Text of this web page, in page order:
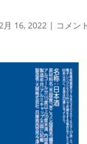
月 16, 2022 | コメン